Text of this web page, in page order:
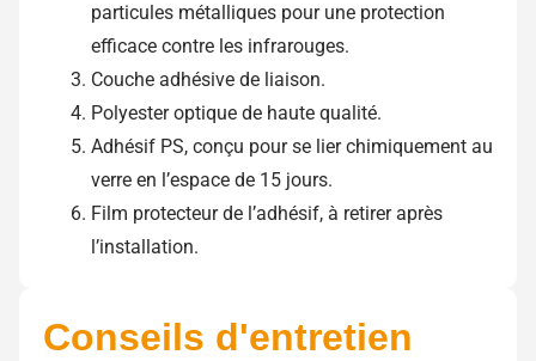
particules métalliques pour une protection
efficace contre les infrarouges.
Couche adhésive de liaison.
Polyester optique de haute qualité.
Adhésif PS, conçu pour se lier chimiquement au
verre en l’espace de 15 jours.
Film protecteur de l’adhésif, à retirer après
l’installation.
Conseils d'entretien